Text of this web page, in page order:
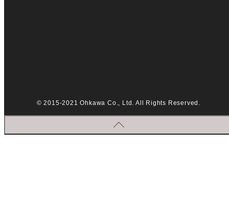
© 2015-2021 Ohkawa Co., Ltd. All Rights Reserved.